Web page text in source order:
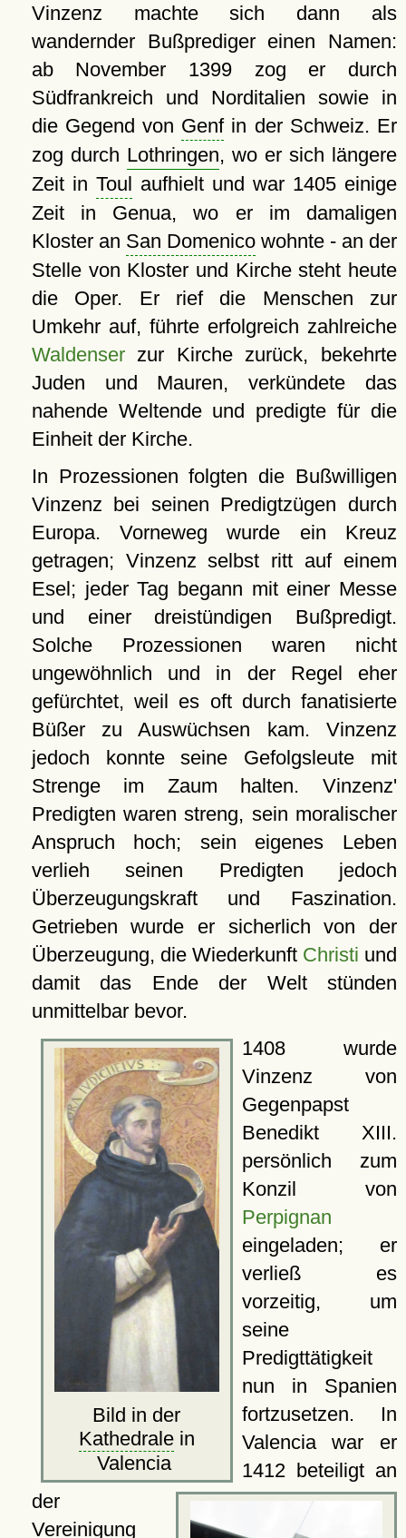
Vinzenz machte sich dann als
wandernder Bußprediger einen Namen:
ab November 1399 zog er durch
Südfrankreich und Norditalien sowie in
die Gegend von Genfin der Schweiz. Er
zog durch Lothringen, wo er sich längere
Zeit in Toul aufhielt und war 1405 einige
Zeit in Genua, wo er im damaligen
Kloster an San Domenicowohnte - an der
Stelle von Kloster und Kirche steht heute
die Oper. Er rief die Menschen zur
Umkehr auf, führte erfolgreich zahlreiche
Waldenserzur Kirche zurück, bekehrte
Juden und Mauren, verkündete das
nahende Weltende und predigte für die
Einheit der Kirche.
In Prozessionen folgten die Bußwilligen
Vinzenz bei seinen Predigtzügen durch
Europa. Vorneweg wurde ein Kreuz
getragen; Vinzenz selbst ritt auf einem
Esel; jeder Tag begann mit einer Messe
und einer dreistündigen Bußpredigt.
Solche Prozessionen waren nicht
ungewöhnlich und in der Regel eher
gefürchtet, weil es oft durch fanatisierte
Büßer zu Auswüchsen kam. Vinzenz
jedoch konnte seine Gefolgsleute mit
Strenge im Zaum halten. Vinzenz'
Predigten waren streng, sein moralischer
Anspruch hoch; sein eigenes Leben
verlieh seinen Predigten jedoch
Überzeugungskraft und Faszination.
Getrieben wurde er sicherlich von der
Überzeugung, die Wiederkunft Christi und
damit das Ende der Welt stünden
unmittelbar bevor.
Bild in der
Kathedralein
Valencia
1408 wurde
Vinzenz von
Gegenpapst
Benedikt XIII.
persönlich zum
Konzil von
Perpignan
eingeladen; er
verließ es
vorzeitig, um
seine
Predigttätigkeit
nun in Spanien
fortzusetzen. In
Valencia war er
1412 beteiligt an
der
Vereinigung